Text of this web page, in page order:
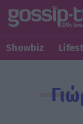
Showbiz